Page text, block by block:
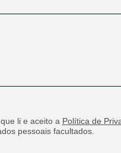
li e aceito a Política de
pessoais facultados.